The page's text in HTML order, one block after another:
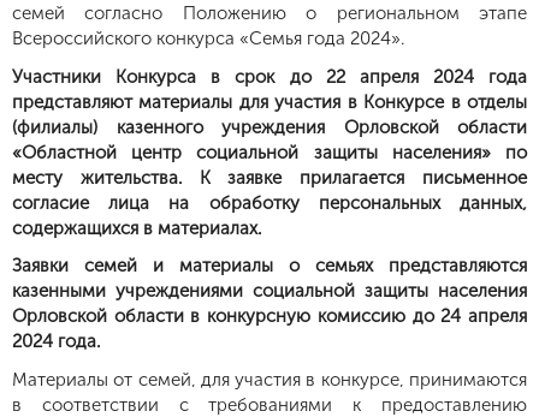
семей согласно Положению о региональном этапе
Всероссийского конкурса «Семья года 2024».
Участники Конкурса в срок до 22 апреля 2024 года
представляют материалы для участия в Конкурсе в отделы
(филиалы) казенного учреждения Орловской области
«Областной центр социальной защиты населения» по
месту жительства. К заявке прилагается письменное
согласие лица на обработку персональных данных,
содержащихся в материалах.
Заявки семей и материалы о семьях представляются
казенными учреждениями социальной защиты населения
Орловской области в конкурсную комиссию до 24 апреля
2024 года.
Материалы от семей, для участия в конкурсе, принимаются
в соответствии с требованиями к предоставлению